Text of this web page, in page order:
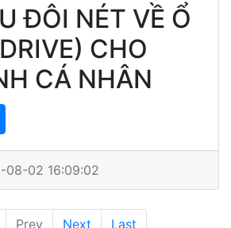
ĐÔI NÉT VỀ Ổ
CHO
CÁ NHÂN
08-02 16:09:02
Prev Next Last